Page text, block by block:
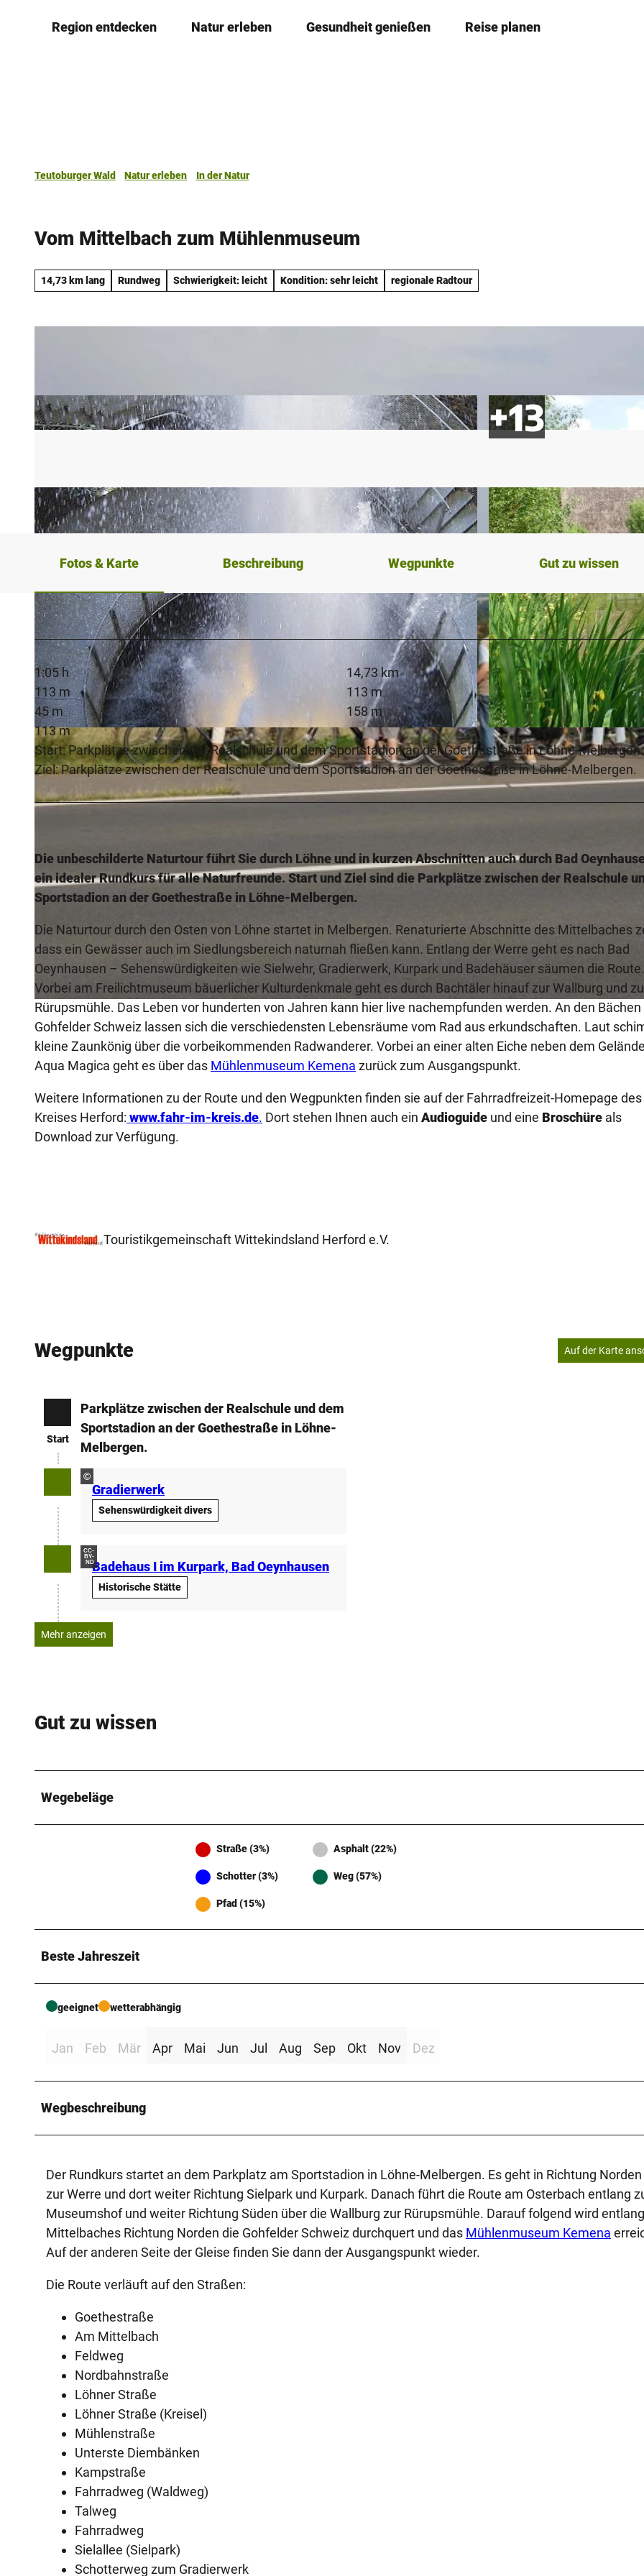
Region entdecken Natur erleben Gesundheit genießen Reise planen
Teutoburger Wald Natur erleben
In der Natur
Vom Mittelbach zum Mühlenmuseum
14,73 km lang Rundweg Schwierigkeit: leicht Kondition: sehr leicht regionale Radtour
© Biologische Station Ravensberg im Kreis Herford e.V. |CC-BY-SA
© Staatsbad Bad Oeynhausen GmbH © Rürupsmühle
Fotos & Karte Beschreibung Wegpunkte Gut zu wissen
1:05 h
14,73 km
113 m
113 m
45 m
158 m
113 m
Start: Parkplätze zwischen der Realschule und dem Sportstadion an der Goethestraße in Löhne-Melbergen.
Ziel: Parkplätze zwischen der Realschule und dem Sportstadion an der Goethestraße in Löhne-Melbergen.
Die unbeschilderte Naturtour führt Sie durch Löhne und in kurzen Abschnitten auch durch Bad
ein idealer Rundkurs für alle Naturfreunde. Start und Ziel sind die Parkplätze zwischen der Realschule
Sportstadion an der Goethestraße in Löhne-Melbergen.
Die Naturtour durch den Osten von Löhne startet in Melbergen. Renaturierte Abschnitte des Mittelbaches
dass ein Gewässer auch im Siedlungsbereich naturnah fließen kann. Entlang der Werre geht es nach Bad
Oeynhausen – Sehenswürdigkeiten wie Sielwehr, Gradierwerk, Kurpark und Badehäuser säumen die Route.
Vorbei am Freilichtmuseum bäuerlicher Kulturdenkmale geht es durch Bachtäler hinauf zur Wallburg und
Rürupsmühle. Das Leben vor hunderten von Jahren kann hier live nachempfunden werden. An den Bächen
Gohfelder Schweiz lassen sich die verschiedensten Lebensräume vom Rad aus erkundschaften. Laut
kleine Zaunkönig über die vorbeikommenden Radwanderer. Vorbei an einer alten Eiche neben dem
Aqua Magica geht es über das Mühlenmuseum Kemena zurück zum Ausgangspunkt.
Weitere Informationen zu der Route und den Wegpunkten finden sie auf der Fahrradfreizeit-Homepage des
Kreises Herford: www.fahr-im-kreis.de. Dort stehen Ihnen auch ein Audioguide und eine Broschüre als
Download zur Verfügung.
Touristikgemeinschaft Wittekindsland Herford e.V.
Wegpunkte Auf der Karte
Start
Parkplätze zwischen der Realschule und dem
Sportstadion an der Goethestraße in Löhne-
Melbergen.
©
Gradierwerk
Sehenswürdigkeit divers
CC-
BY-
NDBadehaus I im Kurpark, Bad Oeynhausen
Historische Stätte
Mehr anzeigen
Gut zu wissen
Wegebeläge
Straße (3%) Asphalt (22%)
Schotter (3%) Weg (57%)
Pfad (15%)
Beste Jahreszeit
geeignet wetterabhängig
Jan Feb Mär Apr Mai Jun Jul Aug Sep Okt Nov Dez
Wegbeschreibung
Der Rundkurs startet an dem Parkplatz am Sportstadion in Löhne-Melbergen. Es geht in Richtung Norden
zur Werre und dort weiter Richtung Sielpark und Kurpark. Danach führt die Route am Osterbach entlang
Museumshof und weiter Richtung Süden über die Wallburg zur Rürupsmühle. Darauf folgend wird
Mittelbaches Richtung Norden die Gohfelder Schweiz durchquert und das Mühlenmuseum Kemena
Auf der anderen Seite der Gleise finden Sie dann der Ausgangspunkt wieder.
Die Route verläuft auf den Straßen:
Goethestraße
Am Mittelbach
Feldweg
Nordbahnstraße
Löhner Straße
Löhner Straße (Kreisel)
Mühlenstraße
Unterste Diembänken
Kampstraße
Fahrradweg (Waldweg)
Talweg
Fahrradweg
Sielallee (Sielpark)
Schotterweg zum Gradierwerk